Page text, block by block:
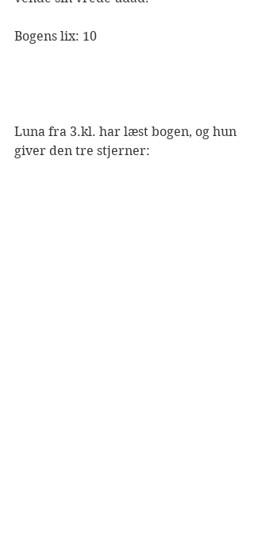
Bogens lix: 10
Luna fra 3.kl. har læst bogen, og hun
giver den tre stjerner: